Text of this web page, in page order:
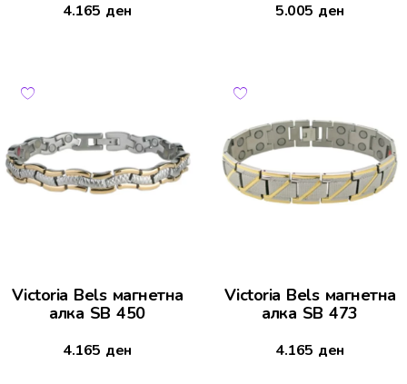
4.165 ден 5.005 ден
Victoria Bels магнетна
алка SB 450
4.165 ден
Victoria Bels магнетна
алка SB 473
4.165 ден